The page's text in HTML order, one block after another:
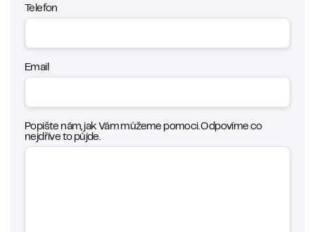
Telefon
Email
Popište nám, jak Vám můžeme pomoci. Odpovíme co
nejdříve to půjde.